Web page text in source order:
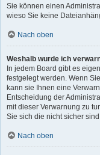
Sie können einen
wieso Sie keine
Nach oben
Weshalb wurde ich
In jedem Board gibt es
festgelegt werden. Wenn
kann sie Ihnen eine
Entscheidung der
mit dieser Verwarnung zu
Sie sich die nicht sicher
Nach oben